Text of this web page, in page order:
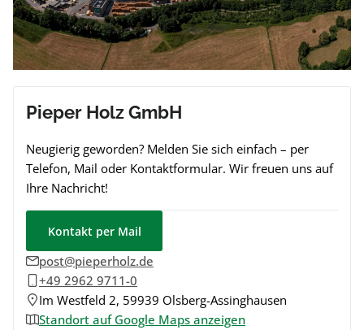
Pieper Holz GmbH
Neugierig geworden? Melden Sie sich einfach – per
Telefon, Mail oder Kontaktformular. Wir freuen uns auf
Ihre Nachricht!
Kontakt per Mail
post@pieperholz.de
+49 2962 9711-0
Im Westfeld 2, 59939 Olsberg-Assinghausen
Standort auf Google Maps anzeigen